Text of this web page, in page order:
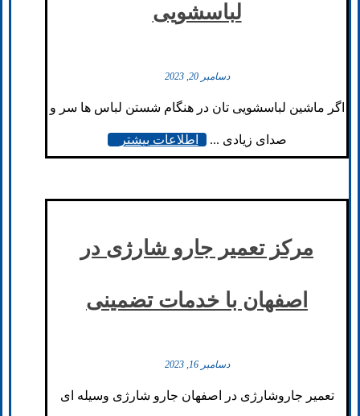
لباسشویی
دسامبر 20, 2023
اگر ماشین لباسشویی تان در هنگام شستن لباس ها سر و
صدای زیادی ... اطلاعات بیشتر
مرکز تعمیر جارو شارژی در
اصفهان با خدمات تضمینی
دسامبر 16, 2023
تعمیر جاروشارژی در اصفهان جارو شارژی وسیله ای